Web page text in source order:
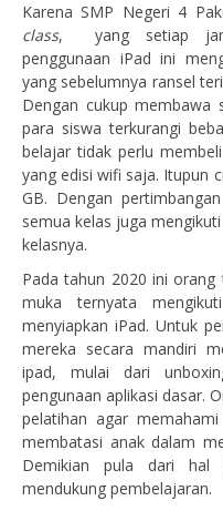
Karena SMP Negeri 4
class, yang setiap jam
penggunaan iPad ini
yang sebelumnya ransel
Dengan cukup membawa
para siswa terkurangi
belajar tidak perlu
yang edisi wifi saja. Itupun
GB. Dengan
semua kelas juga
kelasnya.
Pada tahun 2020 ini
muka ternyata
menyiapkan iPad. Untuk
mereka secara mandiri
ipad, mulai dari
pengunaan aplikasi dasar.
pelatihan agar
membatasi anak dalam
Demikian pula dari hal
mendukung pembelajaran.